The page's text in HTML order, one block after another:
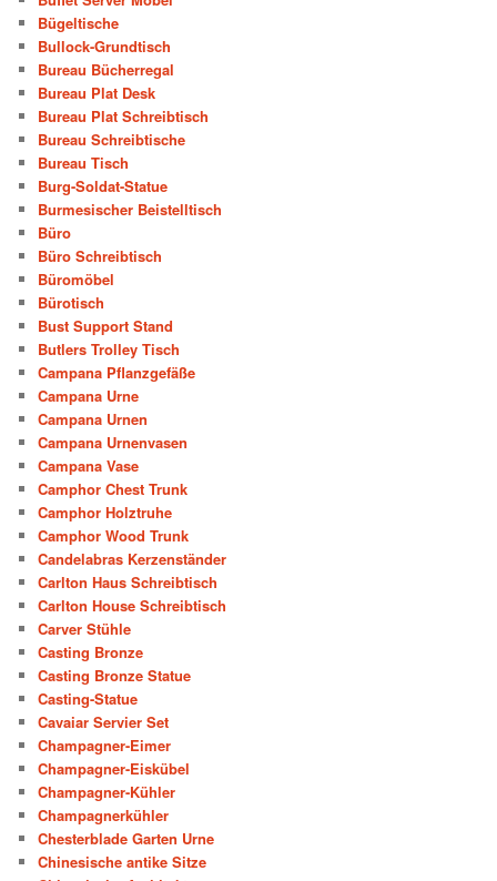
Bügeltische
Bullock-Grundtisch
Bureau Bücherregal
Bureau Plat Desk
Bureau Plat Schreibtisch
Bureau Schreibtische
Bureau Tisch
Burg-Soldat-Statue
Burmesischer Beistelltisch
Büro
Büro Schreibtisch
Büromöbel
Bürotisch
Bust Support Stand
Butlers Trolley Tisch
Campana Pflanzgefäße
Campana Urne
Campana Urnen
Campana Urnenvasen
Campana Vase
Camphor Chest Trunk
Camphor Holztruhe
Camphor Wood Trunk
Candelabras Kerzenständer
Carlton Haus Schreibtisch
Carlton House Schreibtisch
Carver Stühle
Casting Bronze
Casting Bronze Statue
Casting-Statue
Cavaiar Servier Set
Champagner-Eimer
Champagner-Eiskübel
Champagner-Kühler
Champagnerkühler
Chesterblade Garten Urne
Chinesische antike Sitze